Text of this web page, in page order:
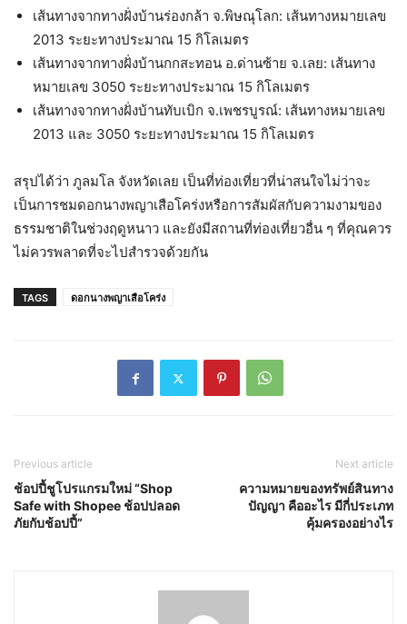
เส้นทางจากทางฝั่งบ้านร่องกล้า จ.พิษณุโลก: เส้นทางหมายเลข
2013 ระยะทางประมาณ 15 กิโลเมตร
เส้นทางจากทางฝั่งบ้านกกสะทอน อ.ด่านซ้าย จ.เลย: เส้นทาง
หมายเลข 3050 ระยะทางประมาณ 15 กิโลเมตร
เส้นทางจากทางฝั่งบ้านทับเบิก จ.เพชรบูรณ์: เส้นทางหมายเลข
2013 และ 3050 ระยะทางประมาณ 15 กิโลเมตร
สรุปได้ว่า ภูลมโล จังหวัดเลย เป็นที่ท่องเที่ยวที่น่าสนใจไม่ว่าจะ
เป็นการชมดอกนางพญาเสือโคร่งหรือการสัมผัสกับความงามของ
ธรรมชาติในช่วงฤดูหนาว และยังมีสถานที่ท่องเที่ยวอื่น ๆ ที่คุณควร
ไม่ควรพลาดที่จะไปสำรวจด้วยกัน
TAGS ดอกนางพญาเสือโคร่ง
Previous article
ช้อปปี้ชูโปรแกรมใหม่ “Shop
Safe with Shopee ช้อปปลอด
ภัยกับช้อปปี้”
Next article
ความหมายของทรัพย์สินทาง
ปัญญา คืออะไร มีกี่ประเภท
คุ้มครองอย่างไร